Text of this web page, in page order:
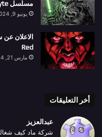
مسلسل Star Wars: The Acolyte
يونيو 9, 2024
Red
مارس 21, 2024
أخر التعليقات
عبدالعزيز
شركة ماد كيف